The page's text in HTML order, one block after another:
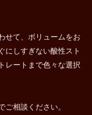
せて、ボリュームをお
にしすぎない酸性スト
レートまで色々な選択
ご相談ください。